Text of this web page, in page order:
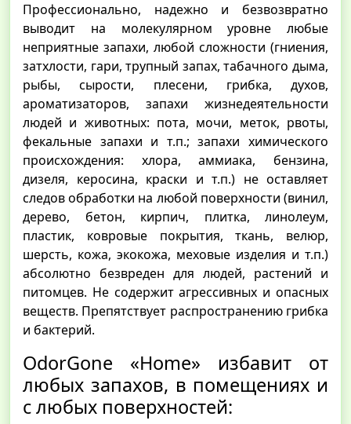
Профессионально, надежно и безвозвратно
выводит на молекулярном уровне любые
неприятные запахи, любой сложности (гниения,
затхлости, гари, трупный запах, табачного дыма,
рыбы, сырости, плесени, грибка, духов,
ароматизаторов, запахи жизнедеятельности
людей и животных: пота, мочи, меток, рвоты,
фекальные запахи и т.п.; запахи химического
происхождения: хлора, аммиака, бензина,
дизеля, керосина, краски и т.п.) не оставляет
следов обработки на любой поверхности (винил,
дерево, бетон, кирпич, плитка, линолеум,
пластик, ковровые покрытия, ткань, велюр,
шерсть, кожа, экокожа, меховые изделия и т.п.)
абсолютно безвреден для людей, растений и
питомцев. Не содержит агрессивных и опасных
веществ. Препятствует распространению грибка
и бактерий.
OdorGone «Home» избавит от
любых запахов, в помещениях и
с любых поверхностей: